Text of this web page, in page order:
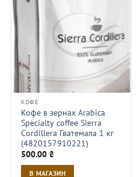
КОФЕ
Кофе в зернах Arabica
Specialty coffee Sierra
Cordillera Гватемала 1 кг
(4820157910221)
500.00₴
В МАГАЗИН